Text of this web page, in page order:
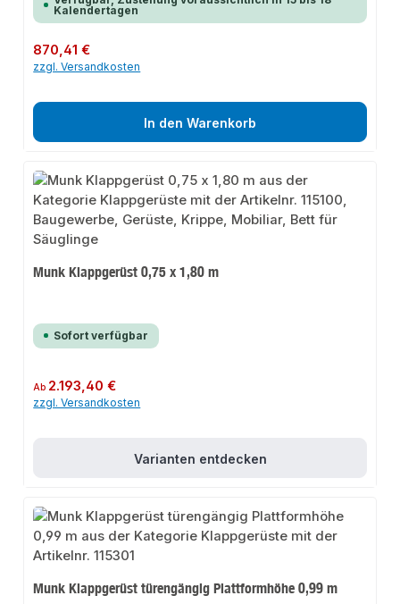
Kalendertagen
Regulärer Preis:
870,41 €
zzgl. Versandkosten
In den Warenkorb
Munk Klappgerüst 0,75 x 1,80 m
Sofort verfügbar
Regulärer Preis:
Ab 2.193,40 €
zzgl. Versandkosten
Varianten entdecken
Munk Klappgerüst türengängig Plattformhöhe 0,99 m